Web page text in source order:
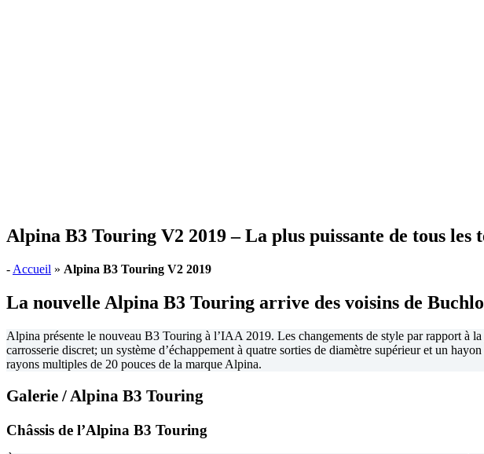
Alpina B3 Touring V2 2019 – La plus puissante de tous les
- Accueil » Alpina B3 Touring V2 2019
La nouvelle Alpina B3 Touring arrive des voisins de
Alpina présente le nouveau B3 Touring à l’IAA 2019. Les changements de style par rapport à la
carrosserie discret; un système d’échappement à quatre sorties de diamètre supérieur et un
rayons multiples de 20 pouces de la marque Alpina.
Galerie / Alpina B3 Touring
Châssis de l’Alpina B3 Touring